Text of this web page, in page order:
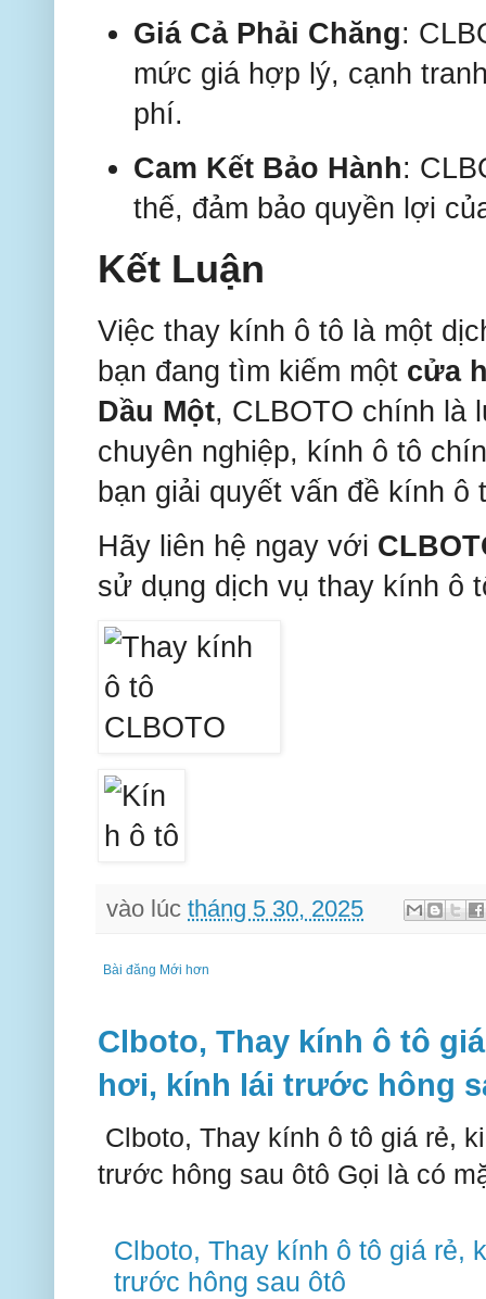
Giá Cả Phải Chăng:
mức giá hợp lý, cạnh
phí.
Cam Kết Bảo Hành:
thế, đảm bảo quyền lợi
Kết Luận
Việc thay kính ô tô là một
bạn đang tìm kiếm một cửa
Dầu Một, CLBOTO chính là
chuyên nghiệp, kính ô tô
bạn giải quyết vấn đề kính ô
Hãy liên hệ ngay với
sử dụng dịch vụ thay kính ô
vào lúc tháng 5 30, 2025
Bài đăng Mới hơn
Clboto, Thay kính ô tô
hơi, kính lái trước hông
Clboto, Thay kính ô tô giá rẻ,
trước hông sau ôtô Gọi là có
Clboto, Thay kính ô tô giá rẻ,
trước hông sau ôtô